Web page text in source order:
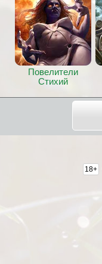
Повелители
Стихий
18+